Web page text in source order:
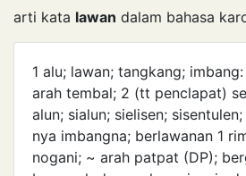
arti kata lawan dalam bahasa
1 alu; lawan; tangkang;
arah tembal; 2 (tt pen­clapat)
alun; sialun; sielisen;
nya imbangna; berlawanan 1
nogani; ~ arah patpat (DP);